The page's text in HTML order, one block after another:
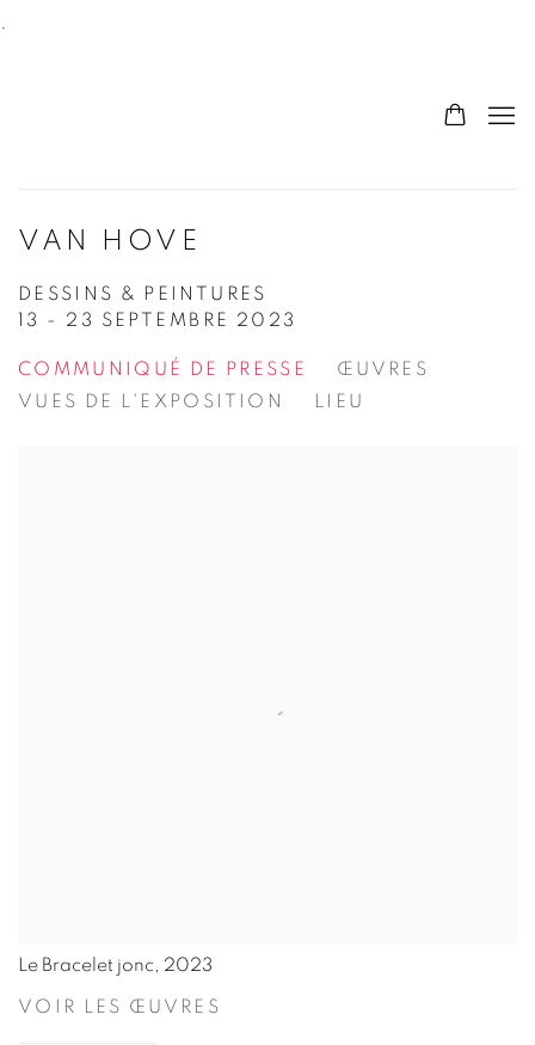
.
VAN HOVE
DESSINS & PEINTURES
13 - 23 SEPTEMBRE 2023
COMMUNIQUÉ DE PRESSE
ŒUVRES
VUES DE L'EXPOSITION
LIEU
Le Bracelet jonc, 2023
VOIR LES ŒUVRES